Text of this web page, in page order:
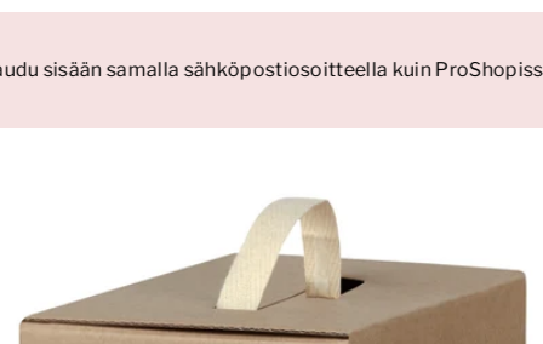
sisään samalla sähköpostiosoitteella kuin